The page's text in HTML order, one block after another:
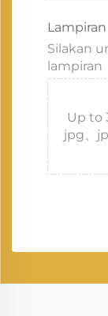
Lampiran
Silakan
lampiran
Up to
jpg、